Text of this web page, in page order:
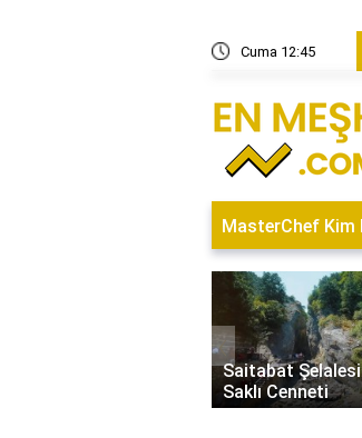
Cuma 12:45
MasterChef Kim
Saitabat Şelalesi
Saklı Cenneti
‹